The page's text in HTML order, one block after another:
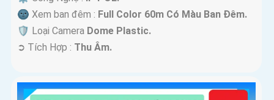
🌚 Xem ban đêm : Full Color 60m Có Màu Ban Ðêm.
🛡 Loại Camera Dome Plastic.
️➲ Tích Hợp : Thu Âm.